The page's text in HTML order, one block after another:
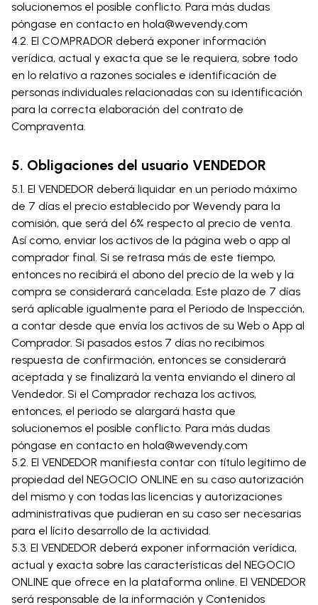
solucionemos el posible conflicto. Para más dudas
póngase en contacto en hola@wevendy.com
4.2. El COMPRADOR deberá exponer información
verídica, actual y exacta que se le requiera, sobre todo
en lo relativo a razones sociales e identificación de
personas individuales relacionadas con su identificación
para la correcta elaboración del contrato de
Compraventa.
5. Obligaciones del usuario VENDEDOR
5.1. El VENDEDOR deberá liquidar en un periodo máximo
de 7 días el precio establecido por Wevendy para la
comisión, que será del 6% respecto al precio de venta.
Así como, enviar los activos de la página web o app al
comprador final. Si se retrasa más de este tiempo,
entonces no recibirá el abono del precio de la web y la
compra se considerará cancelada. Este plazo de 7 días
será aplicable igualmente para el Periodo de Inspección,
a contar desde que envía los activos de su Web o App al
Comprador. Si pasados estos 7 días no recibimos
respuesta de confirmación, entonces se considerará
aceptada y se finalizará la venta enviando el dinero al
Vendedor. Si el Comprador rechaza los activos,
entonces, el periodo se alargará hasta que
solucionemos el posible conflicto. Para más dudas
póngase en contacto en hola@wevendy.com
5.2. El VENDEDOR manifiesta contar con título legítimo de
propiedad del NEGOCIO ONLINE en su caso autorización
del mismo y con todas las licencias y autorizaciones
administrativas que pudieran en su caso ser necesarias
para el lícito desarrollo de la actividad.
5.3. El VENDEDOR deberá exponer información verídica,
actual y exacta sobre las características del NEGOCIO
ONLINE que ofrece en la plataforma online. El VENDEDOR
será responsable de la información y Contenidos